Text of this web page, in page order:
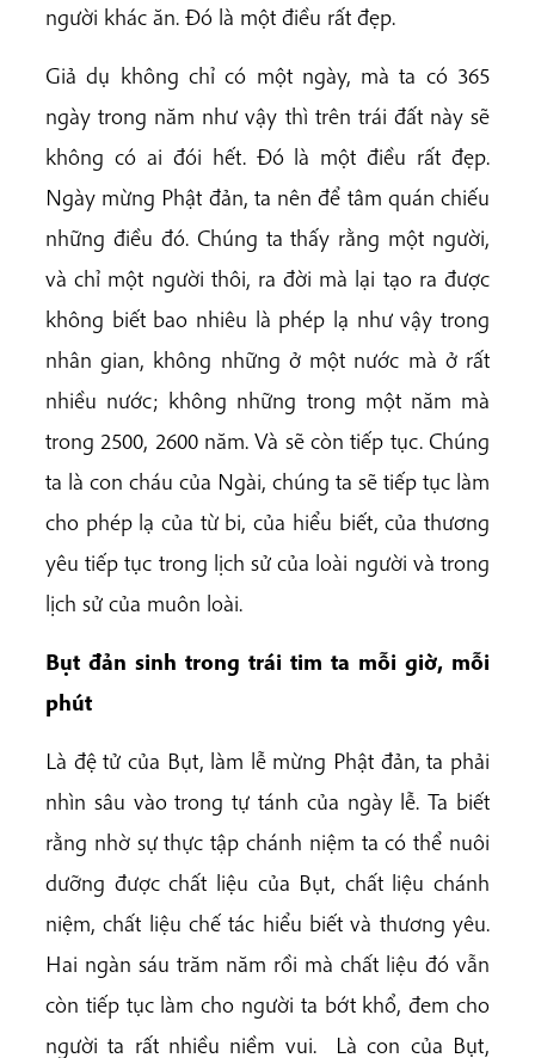
người khác ăn. Đó là một điều rất đẹp.
Giả dụ không chỉ có một ngày, mà ta có 365
ngày trong năm như vậy thì trên trái đất này sẽ
không có ai đói hết. Đó là một điều rất đẹp.
Ngày mừng Phật đản, ta nên để tâm quán chiếu
những điều đó. Chúng ta thấy rằng một người,
và chỉ một người thôi, ra đời mà lại tạo ra được
không biết bao nhiêu là phép lạ như vậy trong
nhân gian, không những ở một nước mà ở rất
nhiều nước; không những trong một năm mà
trong 2500, 2600 năm. Và sẽ còn tiếp tục. Chúng
ta là con cháu của Ngài, chúng ta sẽ tiếp tục làm
cho phép lạ của từ bi, của hiểu biết, của thương
yêu tiếp tục trong lịch sử của loài người và trong
lịch sử của muôn loài.
Bụt đản sinh trong trái tim ta mỗi giờ, mỗi
phút
Là đệ tử của Bụt, làm lễ mừng Phật đản, ta phải
nhìn sâu vào trong tự tánh của ngày lễ. Ta biết
rằng nhờ sự thực tập chánh niệm ta có thể nuôi
dưỡng được chất liệu của Bụt, chất liệu chánh
niệm, chất liệu chế tác hiểu biết và thương yêu.
Hai ngàn sáu trăm năm rồi mà chất liệu đó vẫn
còn tiếp tục làm cho người ta bớt khổ, đem cho
người ta rất nhiều niềm vui. Là con của Bụt,